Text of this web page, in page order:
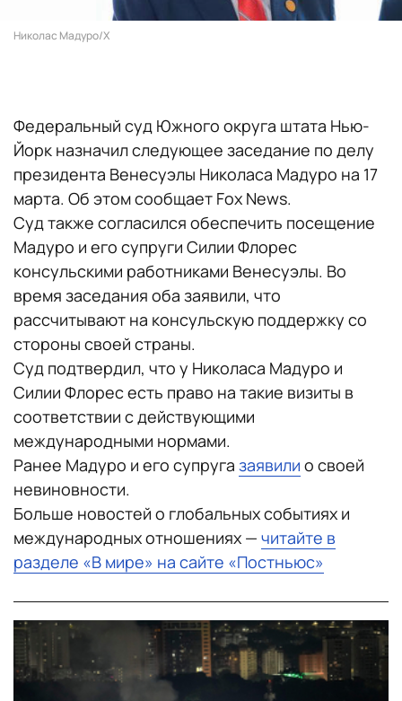
Николас Мадуро/Х
Федеральный суд Южного округа штата Нью-
Йорк назначил следующее заседание по делу
президента Венесуэлы Николаса Мадуро на 17
марта. Об этом сообщает Fox News.
Cуд также согласился обеспечить посещение
Мадуро и его супруги Силии Флорес
консульскими работниками Венесуэлы. Во
время заседания оба заявили, что
рассчитывают на консульскую поддержку со
стороны своей страны.
Суд подтвердил, что у Николаса Мадуро и
Силии Флорес есть право на такие визиты в
соответствии с действующими
международными нормами.
Ранее Мадуро и его супруга заявили о своей
невиновности.
Больше новостей о глобальных событиях и
международных отношениях — читайте в
разделе «В мире» на сайте «Постньюс»